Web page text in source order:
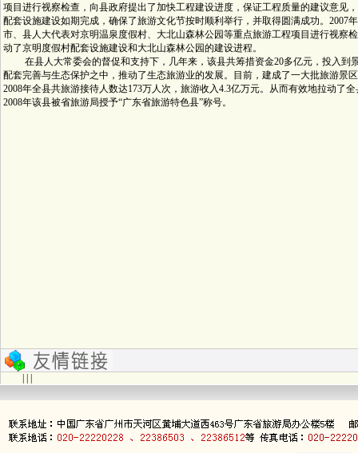
项目进行视察检查，向县政府提出了加快工程建设进度，保证工程质量的建议意见
配套设施建设如期完成，确保了旅游文化节按时顺利举行，并取得圆满成功。2007
市、县人大代表对京明温泉度假村、大北山森林公园等重点旅游工程项目进行视察
动了京明度假村配套设施建设和大北山森林公园的建设进程。
在县人大常委会的督促和支持下，几年来，该县共筹措资金20多亿元，投入到
配套完善与生态保护之中，推动了生态旅游业的发展。目前，建成了一大批旅游景
2008年全县共旅游接待人数达173万人次，旅游收入4.3亿万元。从而有效地拉动了
2008年该县被省旅游局授予“广东省旅游特色县”称号。